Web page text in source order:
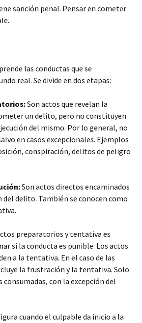
sanción penal. Pensar en cometer
las conductas que se
real. Se divide en dos etapas:
Son actos que revelan la
un delito, pero no constituyen
del mismo. Por lo general, no
en casos excepcionales. Ejemplos
conspiración, delitos de peligro
Son actos directos encaminados
del delito. También se conocen como
preparatorios y tentativa es
si la conducta es punible. Los actos
a la tentativa. En el caso de las
la frustración y la tentativa. Solo
con la excepción del
cuando el culpable da inicio a la